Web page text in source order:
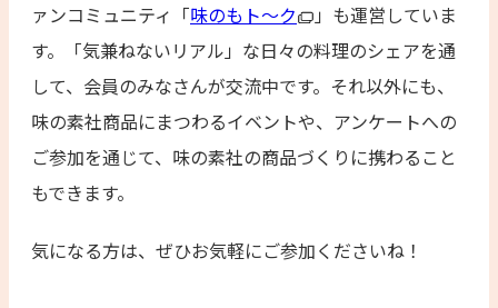
ァンコミュニティ「味のもト〜ク
」も運営していま
す。「気兼ねないリアル」な日々の料理のシェアを通
して、会員のみなさんが交流中です。それ以外にも、
味の素社商品にまつわるイベントや、アンケートへの
ご参加を通じて、味の素社の商品づくりに携わること
もできます。
気になる方は、ぜひお気軽にご参加くださいね！